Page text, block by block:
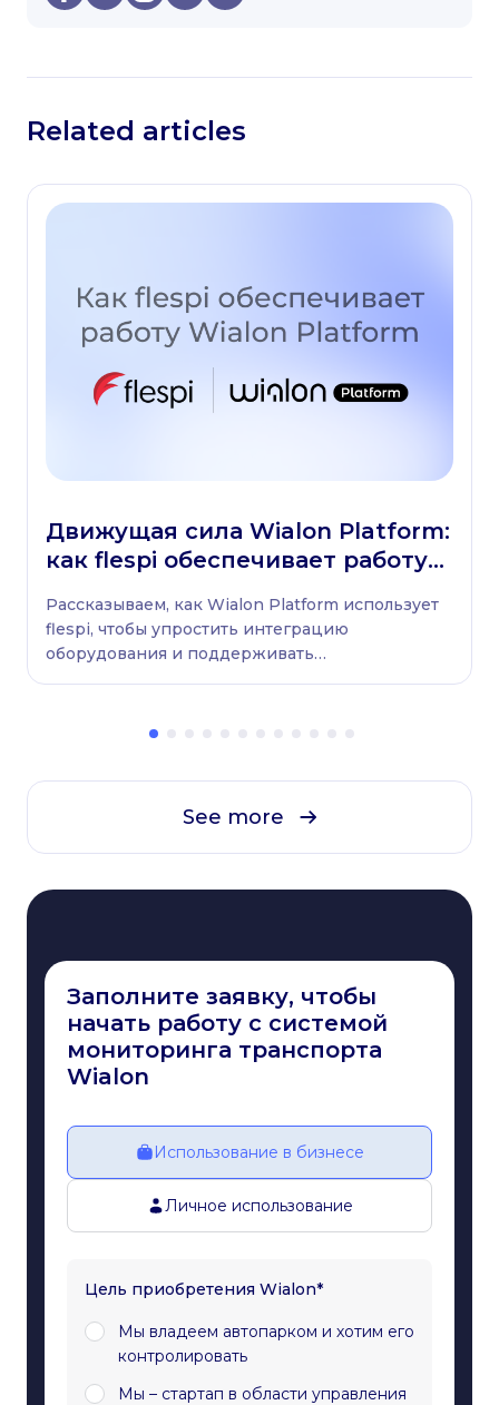
Related articles
Движущая сила Wialon Platform:
как flespi обеспечивает работу
Рассказываем, как Wialon Platform использует
flespi, чтобы упростить интеграцию
оборудования и поддерживать
See more
Заполните заявку, чтобы
начать работу с системой
мониторинга транспорта
Wialon
Использование в бизнесе
Личное использование
Цель приобретения Wialon*
Мы владеем автопарком и хотим его
контролировать
Мы – стартап в области управления